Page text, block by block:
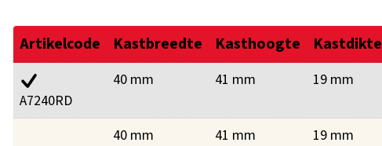
Artikelcode Kastbreedte Kasthoogte Kastdikte
A7240RD
40 mm 41 mm 19 mm
40 mm 41 mm 19 mm